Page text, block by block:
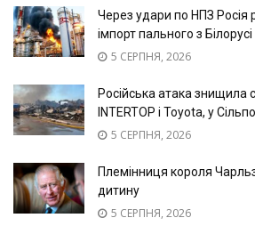
Через удари по НПЗ Росія
імпорт пального з Білорусі
5 СЕРПНЯ, 2026
Російська атака знищила
INTERTOP і Toyota, у
5 СЕРПНЯ, 2026
Племінниця короля
дитину
5 СЕРПНЯ, 2026